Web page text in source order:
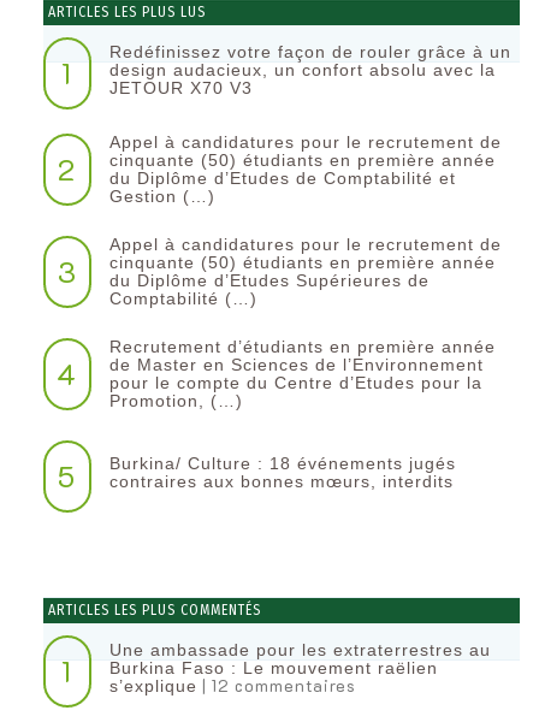
ARTICLES LES PLUS LUS
1
Redéfinissez votre façon de rouler grâce à un
design audacieux, un confort absolu avec la
JETOUR X70 V3
2
Appel à candidatures pour le recrutement de
cinquante (50) étudiants en première année
du Diplôme d’Etudes de Comptabilité et
Gestion (…)
3
Appel à candidatures pour le recrutement de
cinquante (50) étudiants en première année
du Diplôme d’Etudes Supérieures de
Comptabilité (…)
4
Recrutement d’étudiants en première année
de Master en Sciences de l’Environnement
pour le compte du Centre d’Etudes pour la
Promotion, (…)
5
Burkina/ Culture : 18 événements jugés
contraires aux bonnes mœurs, interdits
ARTICLES LES PLUS COMMENTÉS
1
Une ambassade pour les extraterrestres au
Burkina Faso : Le mouvement raëlien
s’explique | 12 commentaires